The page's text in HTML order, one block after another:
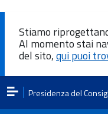
Stiamo
Al momento stai
del sito,qui puoi
Presidenza del